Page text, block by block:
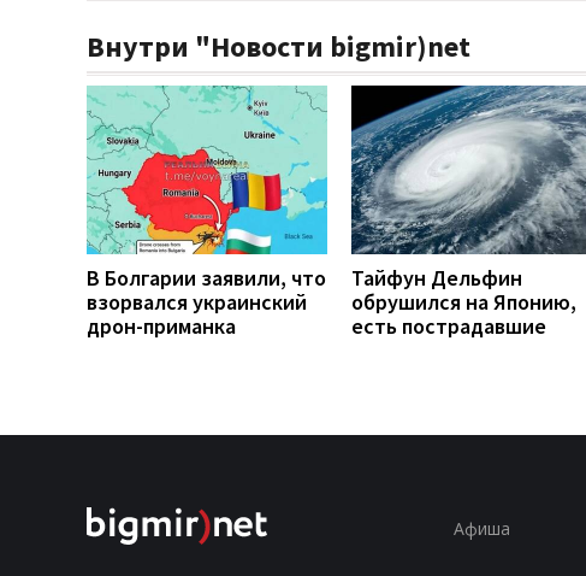
Внутри "Новости bigmir)net
В Болгарии заявили, что
взорвался украинский
дрон-приманка
Тайфун Дельфин
обрушился на Японию,
есть пострадавшие
Афиша